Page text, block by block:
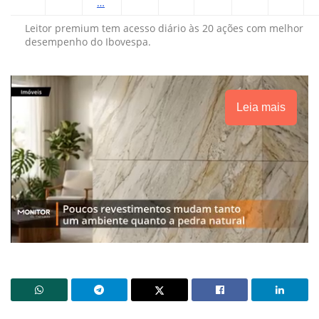
Leitor premium tem acesso diário às 20 ações com melhor
desempenho do Ibovespa.
Leia mais